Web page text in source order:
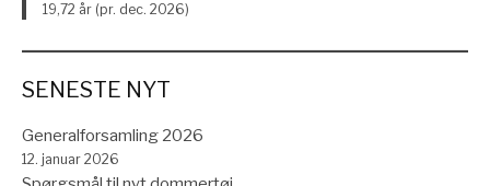
19,72 år (pr. dec. 2026)
SENESTE NYT
Generalforsamling 2026
12. januar 2026